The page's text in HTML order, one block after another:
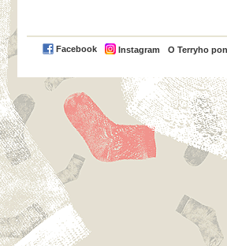
Facebook Instagram O Terryho